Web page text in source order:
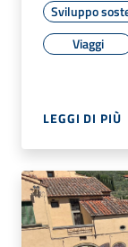
Sviluppo
Viaggi
LEGGI DI PIÙ